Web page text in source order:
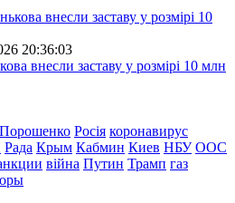
20:36:03
внесли заставу у розмірі 10 млн
Порошенко Росія коронавирус
Рада Крым Кабмин Киев НБУ ООС
війна Путин Трамп газ